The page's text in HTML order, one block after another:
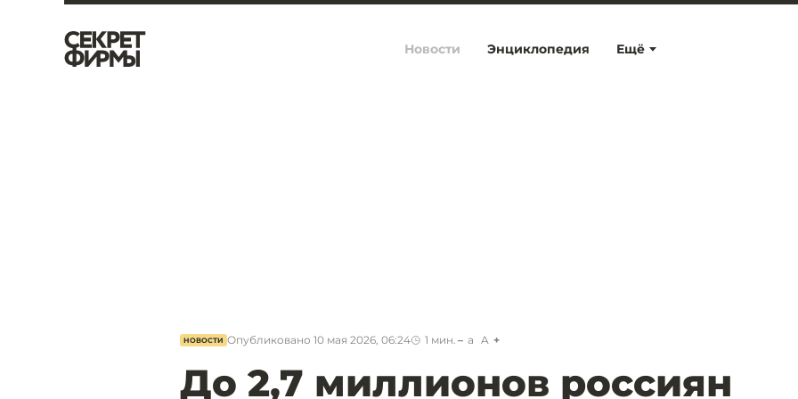
Ещё
Новости Энциклопедия
НОВОСТИ Опубликовано 10 мая 2026, 06:24 1 мин. a A
До 2,7 миллионов россиян